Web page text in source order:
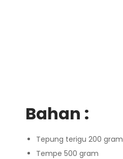
Bahan :
Tepung terigu 200 gram
Tempe 500 gram